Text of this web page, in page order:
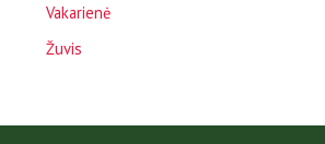
Vakarienė
Žuvis